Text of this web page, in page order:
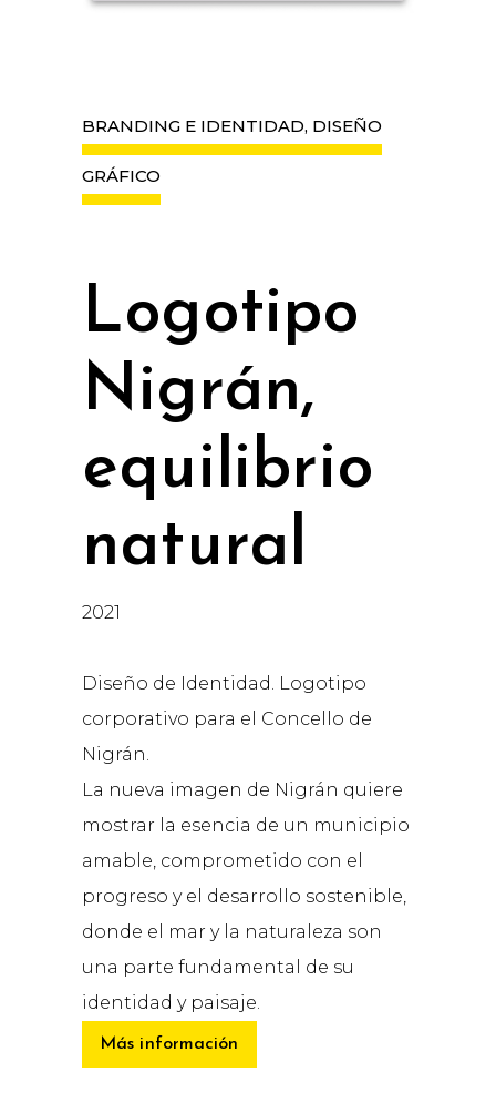
BRANDING E IDENTIDAD, DISEÑO
GRÁFICO
Logotipo
Nigrán,
equilibrio
natural
2021
Diseño de Identidad. Logotipo
corporativo para el Concello de
Nigrán.
La nueva imagen de Nigrán quiere
mostrar la esencia de un municipio
amable, comprometido con el
progreso y el desarrollo sostenible,
donde el mar y la naturaleza son
una parte fundamental de su
identidad y paisaje.
Más información